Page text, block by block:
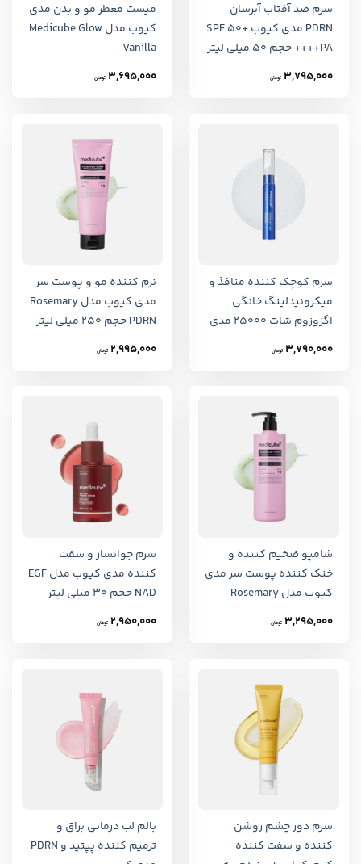
سرم ضد آفتاب آبرسان
PDRN مدی کیوب SPF 50+
PA++++ حجم ۵۰ میلی لیتر
3,795,000 تومان
میست معطر مو و بدن مدی
کیوب مدل Medicube Glow
Vanilla
3,695,000 تومان
سرم کوچک کننده منافذ و
میکرونیدلینگ خانگی
اگزوزوم شات 25000 مدی
کیوب 13 میلی لیتر
3,790,000 تومان
نرم کننده مو و پوست سر
مدی کیوب مدل Rosemary
PDRN حجم 250 میلی لیتر
2,995,000 تومان
شامپو ضخیم کننده و
خنک کننده پوست سر مدی
کیوب مدل Rosemary
PDRN حجم 400 میلی لیتر
3,295,000 تومان
سرم جوانساز و سفت
کننده مدی کیوب مدل EGF
NAD حجم 30 میلی لیتر
Medicube EGF NAD
2,950,000 تومان
سرم دور چشم روشن
کننده و سفت کننده
بالم لب درمانی براق و
ترمیم کننده پپتید و PDRN